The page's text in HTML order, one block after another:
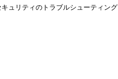
キュリティのトラブルシューティング